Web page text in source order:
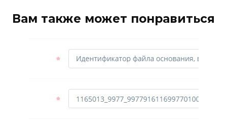
Вам также может понравиться